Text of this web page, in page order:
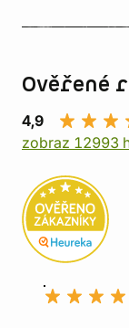
Ověřené
4,9
zobraz 12993